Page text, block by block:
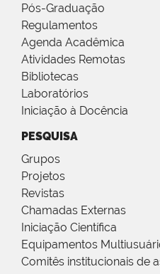
Pós-Graduação
Regulamentos
Agenda Acadêmica
Atividades Remotas
Bibliotecas
Laboratórios
Iniciação à Docência
PESQUISA
Grupos
Projetos
Revistas
Chamadas Externas
Iniciação Científica
Equipamentos
Comitês institucionais de